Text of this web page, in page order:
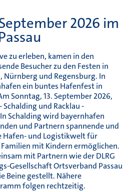
2026 im
zu erleben, kamen in den
Besucher zu den Festen in
Nürnberg und Regensburg. In
ein buntes Hafenfest in
Sonntag, 13. September 2026,
und Racklau -
Schalding wird bayernhafen
und Partnern spannende und
Hafen- und Logistikwelt für
mit Kindern ermöglichen.
mit Partnern wie der DLRG
Gesellschaft Ortsverband Passau
Beine gestellt. Nähere
folgen rechtzeitig.